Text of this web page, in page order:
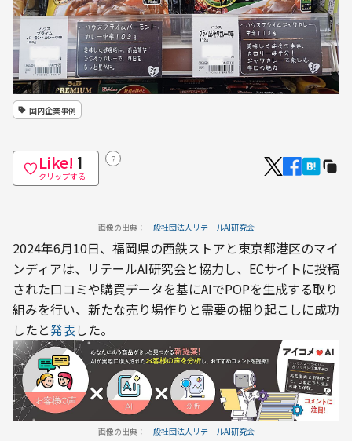
国内企業事例
Like! 1
クリップする
？
画像の出典： 一般社団法人リテールAI研究会
2024年6月10日、福岡県の西鉄ストアと東京都港区のマイ
ンディアは、リテールAI研究会と協力し、ECサイトに投稿
された口コミや購買データを基にAIでPOPを生成する取り
組みを行い、新たな売り場作りと需要の掘り起こしに成功
したと発表した。
画像の出典： 一般社団法人リテールAI研究会